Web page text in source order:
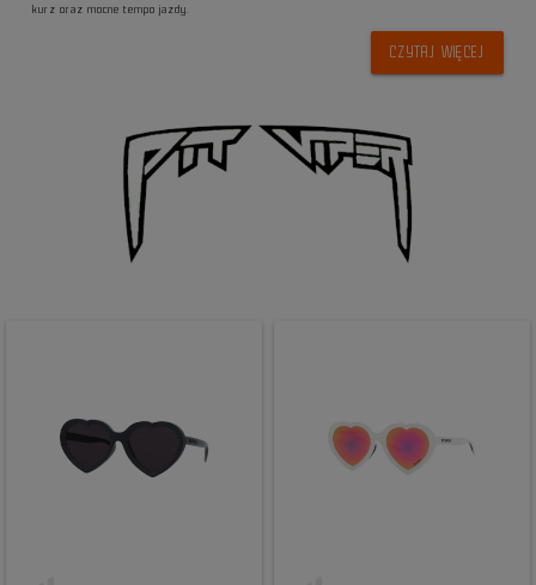
kurz oraz mocne tempo jazdy.
CZYTAJ WIĘCEJ